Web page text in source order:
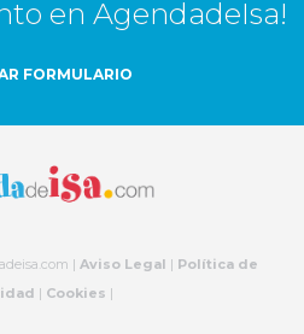
en AgendadeIsa!
FORMULARIO
| Aviso Legal | Política de
| Cookies |